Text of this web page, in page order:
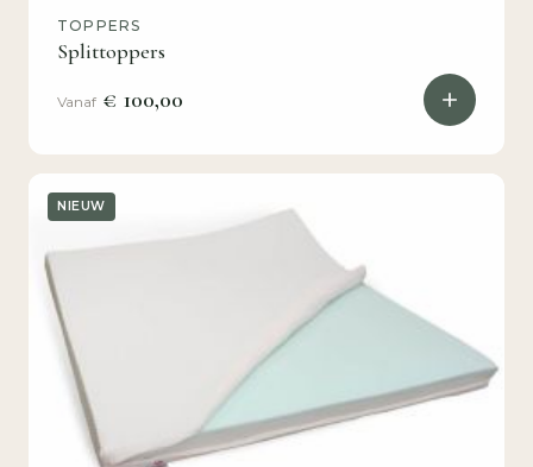
TOPPERS
Splittoppers
Vanaf € 100,00
NIEUW